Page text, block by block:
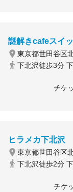
謎解きcafeスイ
東京都世田谷区
下北沢徒歩3分
チケ
ヒラメカ下北沢
東京都世田谷区
下北沢徒歩2分
チケ